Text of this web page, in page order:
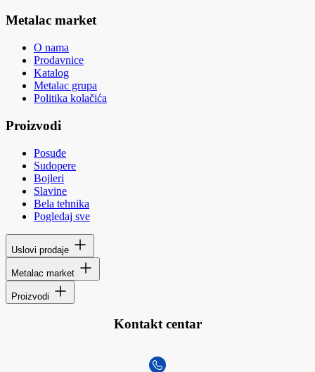
Metalac market
O nama
Prodavnice
Katalog
Metalac grupa
Politika kolačića
Proizvodi
Posuđe
Sudopere
Bojleri
Slavine
Bela tehnika
Pogledaj sve
Uslovi prodaje
Metalac market
Proizvodi
Kontakt centar